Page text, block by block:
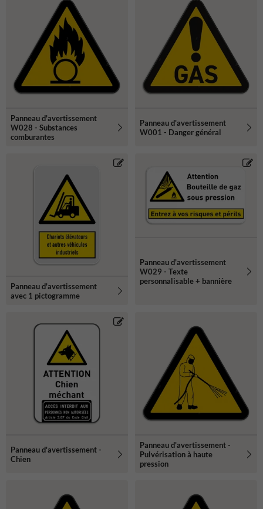
Panneau d'avertissement
W028 - Substances
comburantes
Panneau d'avertissement
W001 - Danger général
Panneau d'avertissement
avec 1 pictogramme
Panneau d'avertissement
W029 - Texte
personnalisable + bannière
Panneau d'avertissement -
Chien
Panneau d'avertissement -
Pulvérisation à haute
pression